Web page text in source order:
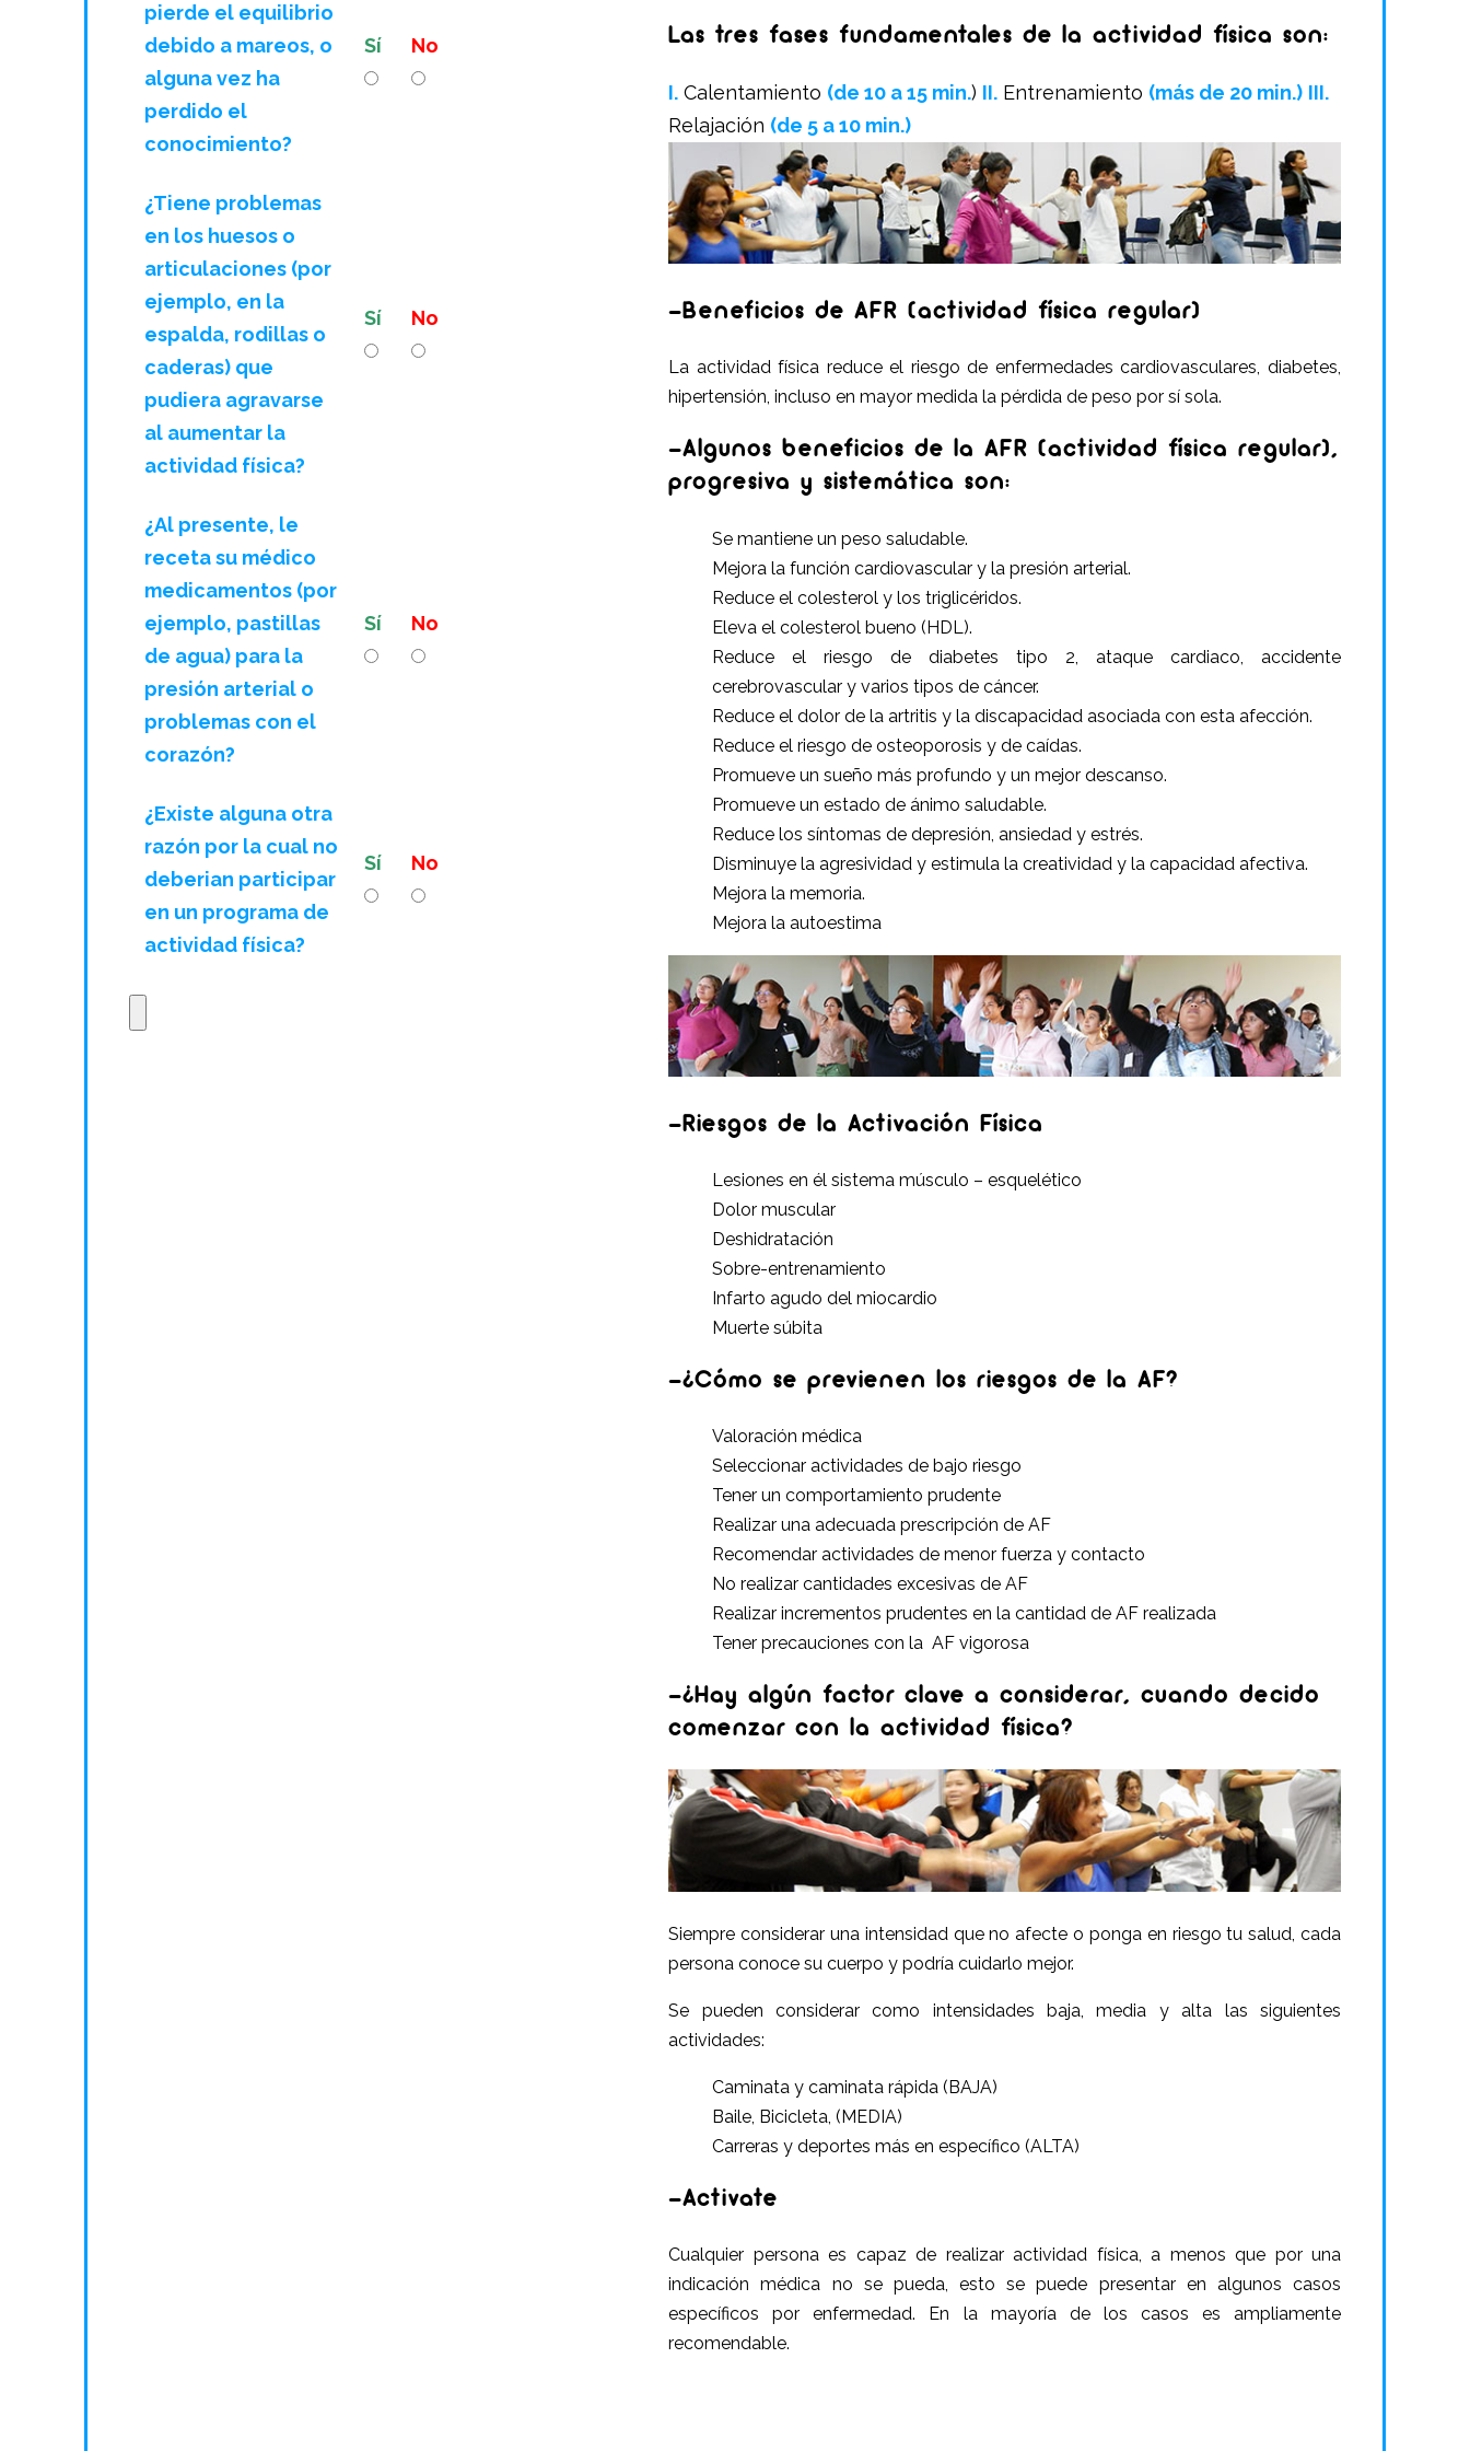
Las tres fases fundamentales de la actividad física son:
I. Calentamiento (de 10 a 15 min.) II. Entrenamiento (más de 20 min.) III.
Relajación (de 5 a 10 min.)
-Beneficios de AFR (actividad física regular)
La actividad física reduce el riesgo de enfermedades cardiovasculares, diabetes,
hipertensión, incluso en mayor medida la pérdida de peso por sí sola.
-Algunos beneficios de la AFR (actividad física regular),
progresiva y sistemática son:
Se mantiene un peso saludable.
Mejora la función cardiovascular y la presión arterial.
Reduce el colesterol y los triglicéridos.
Eleva el colesterol bueno (HDL).
Reduce el riesgo de diabetes tipo 2, ataque cardiaco, accidente
cerebrovascular y varios tipos de cáncer.
Reduce el dolor de la artritis y la discapacidad asociada con esta afección.
Reduce el riesgo de osteoporosis y de caídas.
Promueve un sueño más profundo y un mejor descanso.
Promueve un estado de ánimo saludable.
Reduce los síntomas de depresión, ansiedad y estrés.
Disminuye la agresividad y estimula la creatividad y la capacidad afectiva.
Mejora la memoria.
Mejora la autoestima
-Riesgos de la Activación Física
Lesiones en él sistema músculo – esquelético
Dolor muscular
Deshidratación
Sobre-entrenamiento
Infarto agudo del miocardio
Muerte súbita
-¿Cómo se previenen los riesgos de la AF?
Valoración médica
Seleccionar actividades de bajo riesgo
Tener un comportamiento prudente
Realizar una adecuada prescripción de AF
Recomendar actividades de menor fuerza y contacto
No realizar cantidades excesivas de AF
Realizar incrementos prudentes en la cantidad de AF realizada
Tener precauciones con la AF vigorosa
-¿Hay algún factor clave a considerar, cuando decido
comenzar con la actividad física?
Siempre considerar una intensidad que no afecte o ponga en riesgo tu salud, cada
persona conoce su cuerpo y podría cuidarlo mejor.
Se pueden considerar como intensidades baja, media y alta las siguientes
actividades:
Caminata y caminata rápida (BAJA)
Baile, Bicicleta, (MEDIA)
Carreras y deportes más en específico (ALTA)
-Activate
Cualquier persona es capaz de realizar actividad física, a menos que por una
indicación médica no se pueda, esto se puede presentar en algunos casos
específicos por enfermedad. En la mayoría de los casos es ampliamente
recomendable.
pierde el equilibrio
debido a mareos, o
alguna vez ha
perdido el
conocimiento?
Sí No
¿Tiene problemas
en los huesos o
articulaciones (por
ejemplo, en la
espalda, rodillas o
caderas) que
pudiera agravarse
al aumentar la
actividad física?
Sí No
¿Al presente, le
receta su médico
medicamentos (por
ejemplo, pastillas
de agua) para la
presión arterial o
problemas con el
corazón?
Sí No
¿Existe alguna otra
razón por la cual no
deberian participar
en un programa de
actividad física?
Sí No